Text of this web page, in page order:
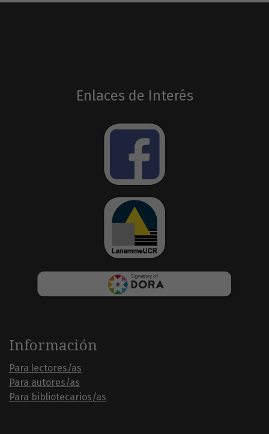
Enlaces de Interés
Información
Para lectores/as
Para autores/as
Para bibliotecarios/as